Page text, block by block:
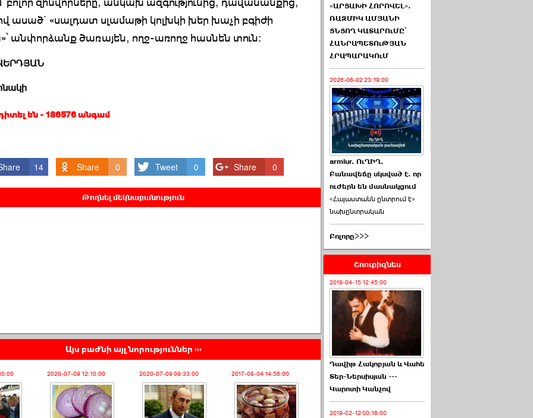
ասած` «սալդատ սլամաթի կոլխկի խեր խաչի բգիժի
անփորձանք ծառայեն, ողջ-առողջ հասնեն տուն:
դիտել են - 186576 անգամ
14 Share 0 Tweet 0 Share 0
Թողնել մեկնաբանություն
Այս բաժնի այլ նորություններ ›››
2020-07-09 12:10:00 2020-07-09 09:33:00 2017-08-04 14:56:00
«ԱՐՑԱԽԻ ՀՈՐՈՎԵԼ».
ՌԱԶՄԻԿ ԱՄՅԱՆԻ
ՑՆՑՈՂ ԿԱՏԱՐՈւՄԸ՝
ՀԱՆՐԱՊԵՏՈւԹՅԱՆ
ՀՐԱՊԱՐԱԿՈւՄ
2026-06-02 23:19:00
armlur. ՈւՂԻՂ.
Բանավեճը սկսված է. որ
ուժերն են մասնակցում
«Հայաստանն ընտրում է»
նախընտրական
Բոլորը>>>
Շոուբիզնես
2019-04-15 12:45:00
Դավիթ Հակոբյան և Վահե
Տեր-Ներսիսյան ---
Կարոտի Կանչով
2019-02-12 00:16:00